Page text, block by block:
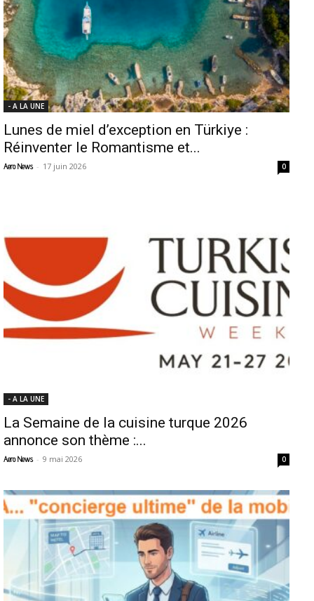
- A LA UNE
Lunes de miel d’exception en Türkiye :
Réinventer le Romantisme et...
Aero News - 17 juin 2026 0
- A LA UNE
La Semaine de la cuisine turque 2026
annonce son thème :...
Aero News - 9 mai 2026 0